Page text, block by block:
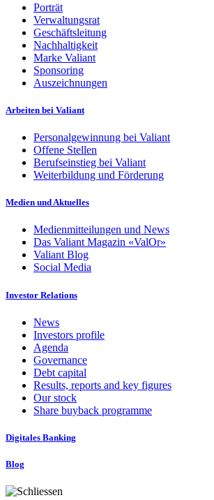
Porträt
Verwaltungsrat
Geschäftsleitung
Nachhaltigkeit
Marke Valiant
Sponsoring
Auszeichnungen
Arbeiten bei Valiant
Personalgewinnung bei Valiant
Offene Stellen
Berufseinstieg bei Valiant
Weiterbildung und Förderung
Medien und Aktuelles
Medienmitteilungen und News
Das Valiant Magazin «ValOr»
Valiant Blog
Social Media
Investor Relations
News
Investors profile
Agenda
Governance
Debt capital
Results, reports and key figures
Our stock
Share buyback programme
Digitales Banking
Blog